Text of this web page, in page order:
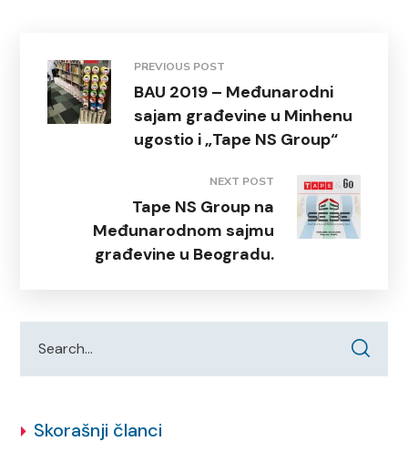
PREVIOUS POST
BAU 2019 – Međunarodni
sajam građevine u Minhenu
ugostio i „Tape NS Group“
NEXT POST
Tape NS Group na
Međunarodnom sajmu
građevine u Beogradu.
Skorašnji članci